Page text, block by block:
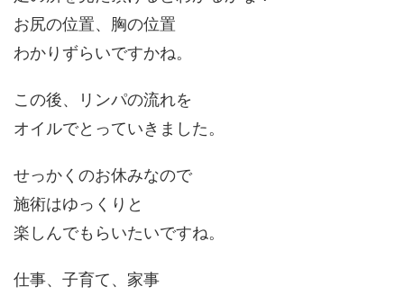
お尻の位置、胸の位置
わかりずらいですかね。
この後、リンパの流れを
オイルでとっていきました。
せっかくのお休みなので
施術はゆっくりと
楽しんでもらいたいですね。
仕事、子育て、家事